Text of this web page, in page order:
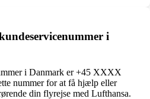
i
i Danmark er +45 XXXX
nummer for at få hjælp eller
din flyrejse med Lufthansa.